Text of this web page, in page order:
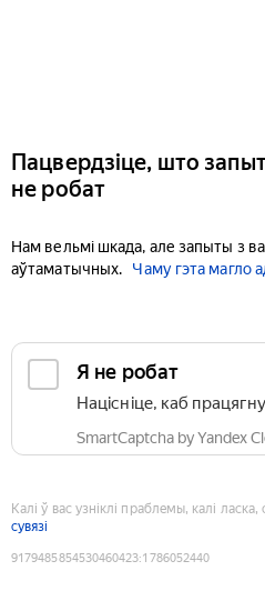
Пацвердзіце, што
не робат
Нам вельмі шкада, але запыты з
аўтаматычных.
Чаму гэта магло
Я не робат
Націсніце, каб
SmartCaptcha by Yandex
Калі ў вас узніклі праблемы, калі
сувязі
9179485854530460423:1786052440